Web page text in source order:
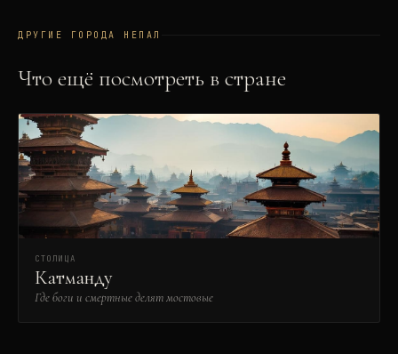
ДРУГИЕ ГОРОДА НЕПАЛ
Что ещё посмотреть в стране
СТОЛИЦА
Катманду
Где боги и смертные делят мостовые